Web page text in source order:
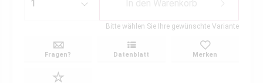
Bitte wählen Sie Ihre gewünschte Variante
Fragen? Datenblatt Merken